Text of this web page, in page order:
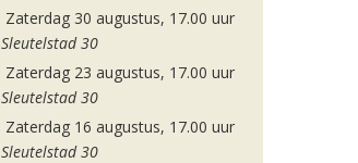
Zaterdag 30 augustus, 17.00 uur
Sleutelstad 30
Zaterdag 23 augustus, 17.00 uur
Sleutelstad 30
Zaterdag 16 augustus, 17.00 uur
Sleutelstad 30